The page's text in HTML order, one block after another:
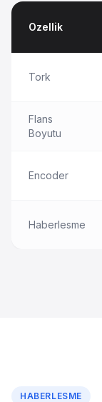
Ozellik
Tork
Flans
Boyutu
Encoder
Haberlesme
HABERLESME